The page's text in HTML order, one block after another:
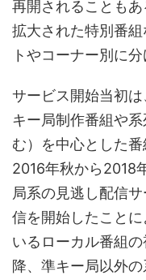
再開されることも
拡大された特別番
トやコーナー別に
サービス開始当初
キー局制作番組や
む）を中心とした番
2016年秋から2018
局系の見逃し配信
信を開始したこと
いるローカル番組
降、準キー局以外